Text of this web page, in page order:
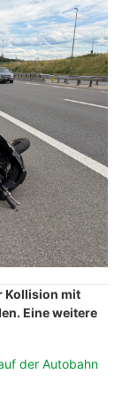
Kollision mit
Eine weitere
der Autobahn